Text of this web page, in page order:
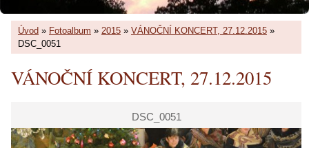
Úvod » Fotoalbum » 2015 » VÁNOČNÍ KONCERT, 27.12.2015 »
DSC_0051
VÁNOČNÍ KONCERT, 27.12.2015
DSC_0051